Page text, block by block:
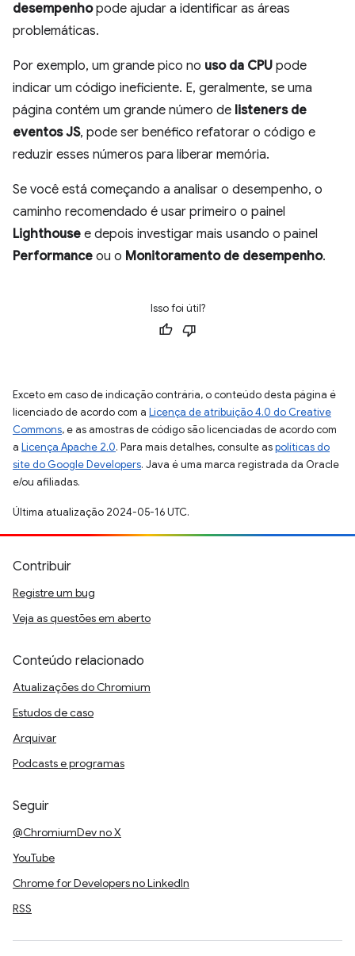
desempenhopode ajudar a identificar as áreas
problemáticas.
Por exemplo, um grande pico no uso da CPU pode
indicar um código ineficiente. E, geralmente, se uma
página contém um grande número de listeners de
eventos JS, pode ser benéfico refatorar o código e
reduzir esses números para liberar memória.
Se você está começando a analisar o desempenho, o
caminho recomendado é usar primeiro o painel
Lighthouse e depois investigar mais usando o painel
Performance ou o Monitoramento de desempenho.
Isso foi útil?
Exceto em caso de indicação contrária, o conteúdo desta página é
licenciado de acordo com a Licença de atribuição 4.0 do Creative
Commons, e as amostras de código são licenciadas de acordo com
a Licença Apache 2.0. Para mais detalhes, consulte aspolíticas do
site do Google Developers. Java é uma marca registrada da Oracle
e/ou afiliadas.
Última atualização 2024-05-16 UTC.
Contribuir
Registre um bug
Veja as questões em aberto
Conteúdo relacionado
Atualizações do Chromium
Estudos de caso
Arquivar
Podcasts e programas
Seguir
@ChromiumDev no X
YouTube
Chrome for Developers no LinkedIn
RSS